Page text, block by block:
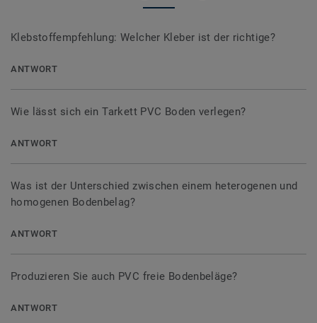
Klebstoffempfehlung: Welcher Kleber ist der richtige?
ANTWORT
Wie lässt sich ein Tarkett PVC Boden verlegen?
ANTWORT
Was ist der Unterschied zwischen einem heterogenen und
homogenen Bodenbelag?
ANTWORT
Produzieren Sie auch PVC freie Bodenbeläge?
ANTWORT